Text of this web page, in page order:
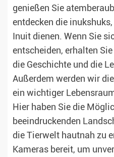
genießen Sie
entdecken die
Inuit dienen. Wenn Sie
entscheiden, erhalten
die Geschichte und die
Außerdem werden wir
ein wichtiger
Hier haben Sie die
beeindruckenden
die Tierwelt hautnah zu
Kameras bereit, um